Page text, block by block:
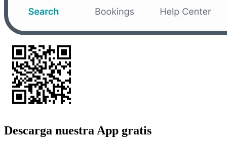
Descarga nuestra App gratis